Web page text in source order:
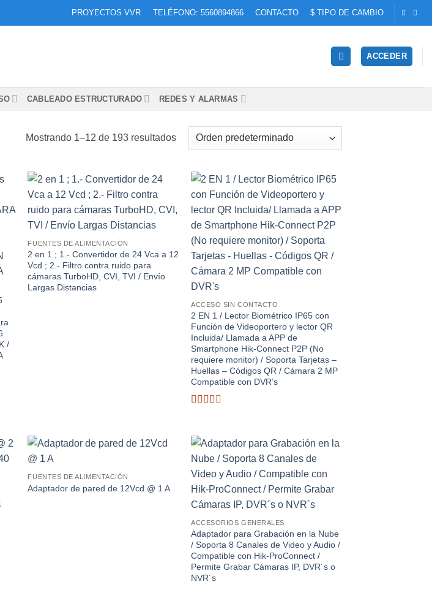
PROYECTOS VVR TELÉFONO: 5560894866 CONTACTO $ TIPO DE CAMBIO
ACCEDER
CABLEADO ESTRUCTURADO REDES Y ALARMAS
Mostrando 1–12 de 193 resultados
/
Añadir
a la
lista de
FUENTES DE ALIMENTACIÓN
2 en 1 ; 1.- Convertidor de 24 Vca a 12
Vcd ; 2.- Filtro contra ruido para
cámaras TurboHD, CVI, TVI / Envío
Largas Distancias
Añadir
a la
lista de
ACCESO SIN CONTACTO
2 EN 1 / Lector Biométrico IP65 con
Función de Videoportero y lector QR
Incluida/ Llamada a APP de
Smartphone Hik-Connect P2P (No
requiere monitor) / Soporta Tarjetas –
Huellas – Códigos QR / Cámara 2 MP
Compatible con DVR’s
2.5
5
lista de
FUENTES DE ALIMENTACIÓN
Adaptador de pared de 12Vcd @ 1 A
a la
lista de
ACCESORIOS GENERALES
Adaptador para Grabación en la Nube
/ Soporta 8 Canales de Video y Audio /
Compatible con Hik-ProConnect /
Permite Grabar Cámaras IP, DVR´s o
NVR´s